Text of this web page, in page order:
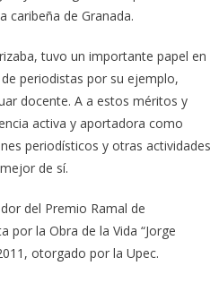
caribeña de Granada.
tuvo un importante papel en
periodistas por su ejemplo,
docente. A a estos méritos y
activa y aportadora como
periodísticos y otras actividades
de sí.
del Premio Ramal de
por la Obra de la Vida “Jorge
otorgado por la Upec.